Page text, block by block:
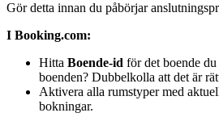
Gör detta innan du påbörjar
I Booking.com:
Hitta Boende-id för det boende du
boenden? Dubbelkolla att det är rä
Aktivera alla rumstyper med
bokningar.